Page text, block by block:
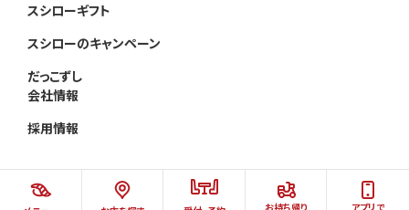
お持ち帰り アプリで
スシローギフト
スシローのキャンペーン
だっこずし
会社情報
採用情報